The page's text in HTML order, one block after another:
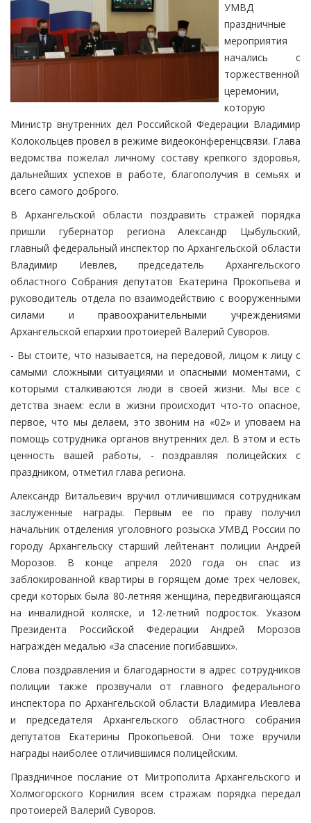
УМВД
праздничные
мероприятия
начались с
торжественной
церемонии,
которую
Министр внутренних дел Российской Федерации Владимир
Колокольцев провел в режиме видеоконференцсвязи. Глава
ведомства пожелал личному составу крепкого здоровья,
дальнейших успехов в работе, благополучия в семьях и
всего самого доброго.
В Архангельской области поздравить стражей порядка
пришли губернатор региона Александр Цыбульский,
главный федеральный инспектор по Архангельской области
Владимир Иевлев, председатель Архангельского
областного Собрания депутатов Екатерина Прокопьева и
руководитель отдела по взаимодействию с вооруженными
силами и правоохранительными учреждениями
Архангельской епархии протоиерей Валерий Суворов.
- Вы стоите, что называется, на передовой, лицом к лицу с
самыми сложными ситуациями и опасными моментами, с
которыми сталкиваются люди в своей жизни. Мы все с
детства знаем: если в жизни происходит что-то опасное,
первое, что мы делаем, это звоним на «02» и уповаем на
помощь сотрудника органов внутренних дел. В этом и есть
ценность вашей работы, - поздравляя полицейских с
праздником, отметил глава региона.
Александр Витальевич вручил отличившимся сотрудникам
заслуженные награды. Первым ее по праву получил
начальник отделения уголовного розыска УМВД России по
городу Архангельску старший лейтенант полиции Андрей
Морозов. В конце апреля 2020 года он спас из
заблокированной квартиры в горящем доме трех человек,
среди которых была 80-летняя женщина, передвигающаяся
на инвалидной коляске, и 12-летний подросток. Указом
Президента Российской Федерации Андрей Морозов
награжден медалью «За спасение погибавших».
Слова поздравления и благодарности в адрес сотрудников
полиции также прозвучали от главного федерального
инспектора по Архангельской области Владимира Иевлева
и председателя Архангельского областного собрания
депутатов Екатерины Прокопьевой. Они тоже вручили
награды наиболее отличившимся полицейским.
Праздничное послание от Митрополита Архангельского и
Холмогорского Корнилия всем стражам порядка передал
протоиерей Валерий Суворов.